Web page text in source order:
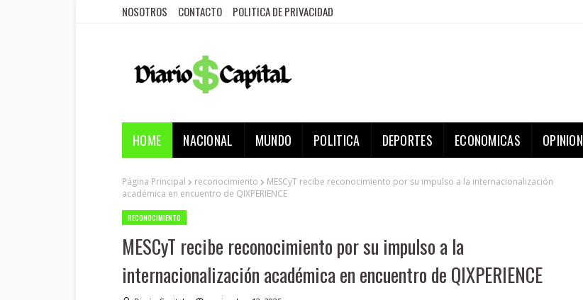
NOSOTROS CONTACTO POLITICA DE PRIVACIDAD
HOME NACIONAL MUNDO POLITICA DEPORTES ECONOMICAS OPINION
Página Principal reconocimiento
MESCyT recibe reconocimiento por su impulso a la internacionalización
académica en encuentro de QIXPERIENCE
RECONOCIMIENTO
MESCyT recibe reconocimiento por su impulso a la
internacionalización académica en encuentro de QIXPERIENCE